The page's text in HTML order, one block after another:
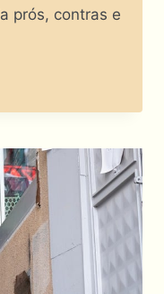
prós, contras e